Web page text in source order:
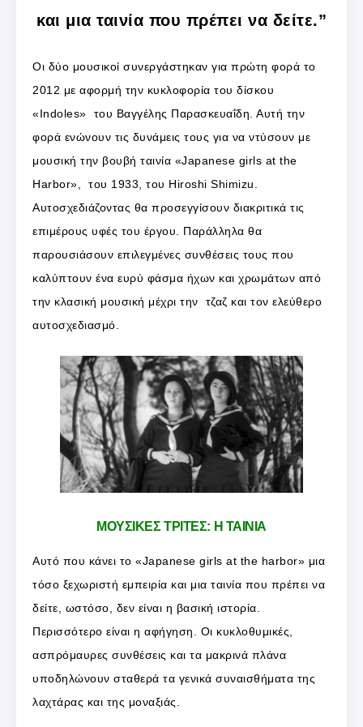
και μια ταινία που πρέπει να δείτε.”
Οι δύο μουσικοί συνεργάστηκαν για πρώτη φορά το
2012 με αφορμή την κυκλοφορία του δίσκου
«Indoles» του Βαγγέλης Παρασκευαΐδη. Αυτή την
φορά ενώνουν τις δυνάμεις τους για να ντύσουν με
μουσική την βουβή ταινία «Japanese girls at the
Harbor», του 1933, του Hiroshi Shimizu.
Αυτοσχεδιάζοντας θα προσεγγίσουν διακριτικά τις
επιμέρους υφές του έργου. Παράλληλα θα
παρουσιάσουν επιλεγμένες συνθέσεις τους που
καλύπτουν ένα ευρύ φάσμα ήχων και χρωμάτων από
την κλασική μουσική μέχρι την τζαζ και τον ελεύθερο
αυτοσχεδιασμό.
ΜΟΥΣΙΚΕΣ ΤΡΙΤΕΣ: Η ΤΑΙΝΙΑ
Αυτό που κάνει το «Japanese girls at the harbor» μια
τόσο ξεχωριστή εμπειρία και μια ταινία που πρέπει να
δείτε, ωστόσο, δεν είναι η βασική ιστορία.
Περισσότερο είναι η αφήγηση. Οι κυκλοθυμικές,
ασπρόμαυρες συνθέσεις και τα μακρινά πλάνα
υποδηλώνουν σταθερά τα γενικά συναισθήματα της
λαχτάρας και της μοναξιάς.